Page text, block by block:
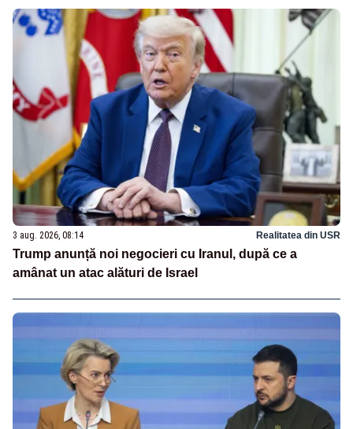
3 aug. 2026, 08:14 Realitatea din USR
Trump anunță noi negocieri cu Iranul, după ce a
amânat un atac alături de Israel